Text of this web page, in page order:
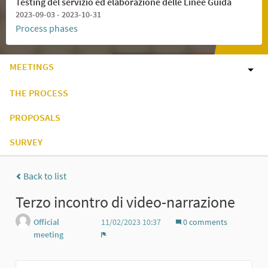
2023-09-03 - 2023-10-31
Process phases
MEETINGS
THE PROCESS
PROPOSALS
SURVEY
Back to list
Terzo incontro di video-narrazione
Official
meeting
11/02/2023 10:37
0 comments